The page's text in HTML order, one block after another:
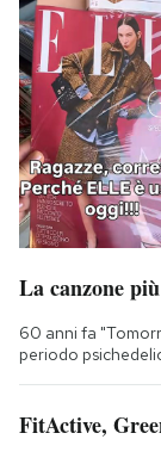
La canzone
60 anni fa
periodo
FitActive,